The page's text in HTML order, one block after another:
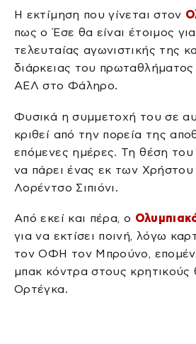
Η εκτίμηση που γίνεται στον
πως ο Έσε θα είναι έτοιμος
τελευταίας αγωνιστικής της
διάρκειας του
ΑΕΛ στο Φάληρο.
Φυσικά η συμμετοχή του σε
κριθεί από την πορεία της
επόμενες ημέρες. Τη θέση του
να πάρει ένας εκ των
Λορέντσο Σιπιόνι.
Από εκεί και πέρα, ο
για να εκτίσει ποινή, λόγω
τον ΟΦΗ τον Μπρούνο,
μπακ κόντρα στους κρητικούς
Ορτέγκα.